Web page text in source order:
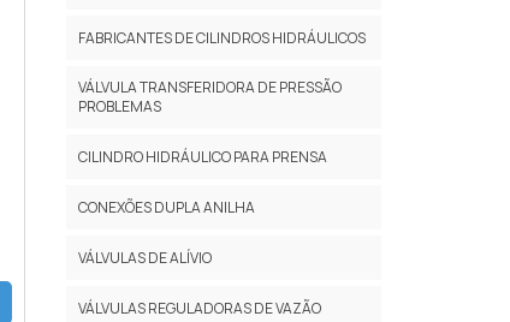
FABRICANTES DE CILINDROS HIDRÁULICOS
VÁLVULA TRANSFERIDORA DE PRESSÃO
PROBLEMAS
CILINDRO HIDRÁULICO PARA PRENSA
CONEXÕES DUPLA ANILHA
VÁLVULAS DE ALÍVIO
VÁLVULAS REGULADORAS DE VAZÃO